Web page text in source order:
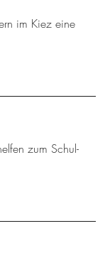
im Kiez eine
zum Schul-